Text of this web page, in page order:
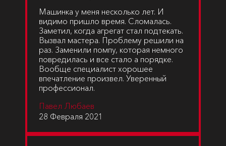
Машинка у меня несколько лет. И
видимо пришло время. Сломалась.
Заметил, когда агрегат стал подтекать.
Вызвал мастера. Проблему решили на
раз. Заменили помпу, которая немного
повредилась и все стало а порядке.
Вообще специалист хорошее
впечатление произвел. Уверенный
профессионал.
Павел Любаев
28 Февраля 2021